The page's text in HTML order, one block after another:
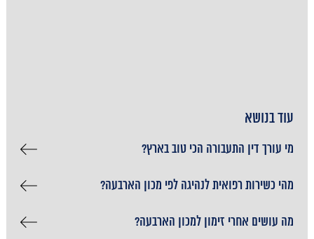
עוד בנושא
מי עורך דין התעבורה הכי טוב בארץ?
מהי כשירות רפואית לנהיגה לפי מכון הארבעה?
מה עושים אחרי זימון למכון הארבעה?